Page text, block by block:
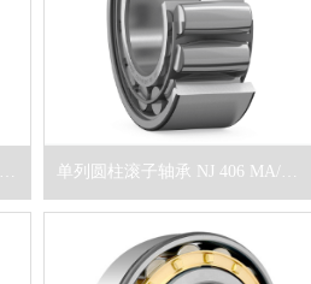
单列圆柱滚子轴承 NJ 409 MAS/C3 单列圆柱滚子轴承 NJ 406 MA/C3P